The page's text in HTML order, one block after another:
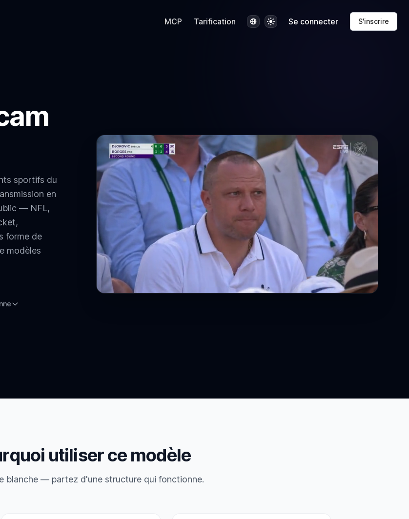
MCP Tarification LangueThèmeSe connecter S'inscrire
sportifs du
en
— NFL,
forme de
modèles
utiliser ce modèle
blanche — partez d'une structure qui fonctionne.